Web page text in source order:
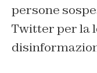
persone
Twitter per la